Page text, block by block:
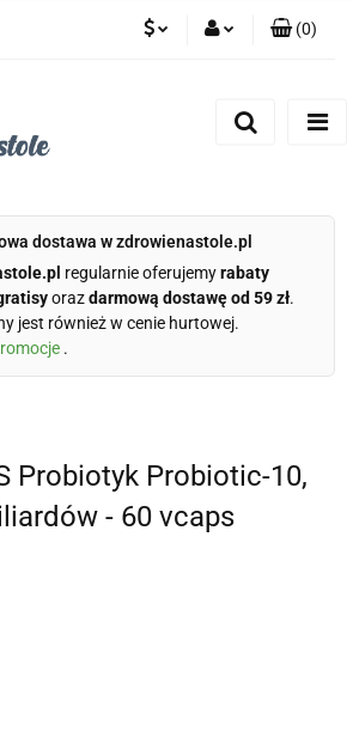
(0)
dostawa w zdrowienastole.pl
regularnie oferujemyrabaty
orazdarmową dostawę od 59 zł.
jest również w cenie hurtowej.
.
Probiotyk Probiotic-10,
- 60 vcaps